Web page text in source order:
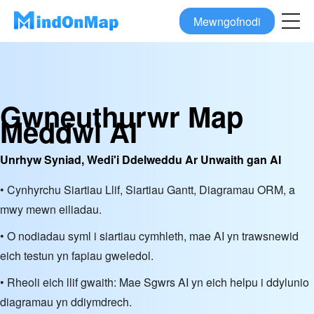
Mewngofnodi
Gwneuthurwr Map
Meddwl AI
Unrhyw Syniad, Wedi'i Ddelweddu Ar Unwaith gan AI
• Cynhyrchu Siartiau Llif, Siartiau Gantt, Diagramau ORM, a
mwy mewn eiliadau.
• O nodiadau syml i siartiau cymhleth, mae AI yn trawsnewid
eich testun yn fapiau gweledol.
• Rheoli eich llif gwaith: Mae Sgwrs AI yn eich helpu i ddylunio
diagramau yn ddiymdrech.